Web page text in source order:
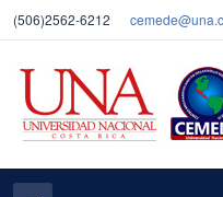
(506)2562-6212